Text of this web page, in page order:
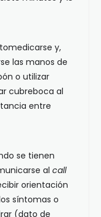
y,
las manos de
o utilizar
cubreboca al
entre
se tienen
al call
orientación
síntomas o
(dato de